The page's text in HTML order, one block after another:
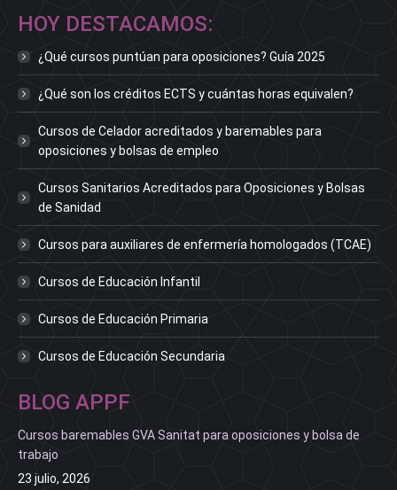
HOY DESTACAMOS:
¿Qué cursos puntúan para oposiciones? Guía 2025
¿Qué son los créditos ECTS y cuántas horas equivalen?
Cursos de Celador acreditados y baremables para
oposiciones y bolsas de empleo
Cursos Sanitarios Acreditados para Oposiciones y Bolsas
de Sanidad
Cursos para auxiliares de enfermería homologados (TCAE)
Cursos de Educación Infantil
Cursos de Educación Primaria
Cursos de Educación Secundaria
BLOG APPF
Cursos baremables GVA Sanitat para oposiciones y bolsa de
trabajo
23 julio, 2026